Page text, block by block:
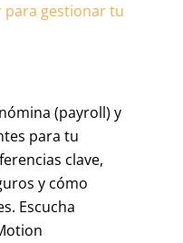
para gestionar tu
(payroll) y
para tu
clave,
y cómo
Escucha